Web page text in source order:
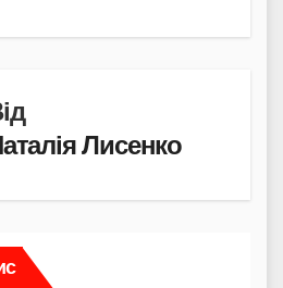
Лисенко